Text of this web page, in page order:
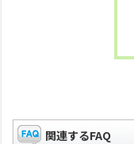
関連するFAQ